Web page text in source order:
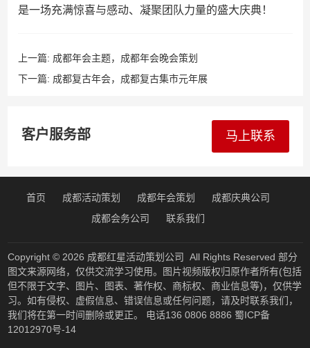
是一场充满惊喜与感动、凝聚团队力量的盛大庆典！
上一篇: 成都年会主题，成都年会晚会策划
下一篇: 成都复古年会，成都复古集市元年展
客户服务部 马上联系
首页 成都活动策划 成都年会策划
成都庆典公司
成都会务公司
联系我们
Copyright © 2026 成都红星活动策划公司 All Rights Reserved 部分
图文来源网络，仅供交流学习使用。图片视频版权归原作者所有(包括
但不限于文字、图片、图表、著作权、商标权、商业信息等)，仅供学
习。如有侵权、虚假信息、错误信息或任何问题，请及时联系我们，
我们将在第一时间删除或更正。 电话136 0806 8886 蜀ICP备
12012970号-14